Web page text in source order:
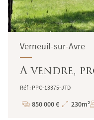
Verneuil-sur-Avre
A vendre,
Réf : PPC-13375-JTD
Prix
850 000 €
Superficie
230m²